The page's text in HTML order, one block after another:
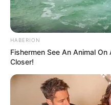
HABERION
Fishermen See An Animal
Closer!